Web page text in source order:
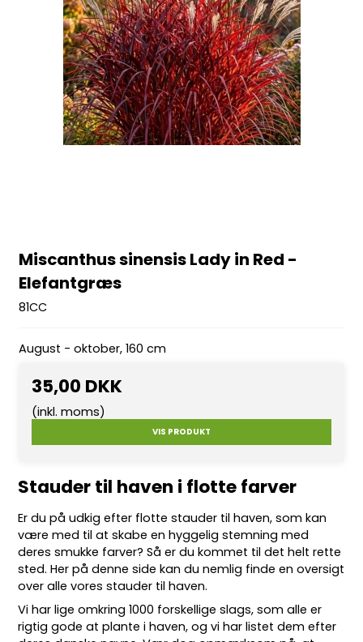
Miscanthus sinensis Lady in Red -
Elefantgræs
81CC
August - oktober, 160 cm
35,00 DKK
(inkl. moms)
VIS PRODUKT
Stauder til haven i flotte farver
Er du på udkig efter flottestauder til haven, som kan
være med til at skabe en hyggelig stemning med
deres smukke farver? Så er du kommet til det helt rette
sted. Her på denne side kan du nemlig finde en oversigt
over alle vores stauder til haven.
Vi har lige omkring 1000 forskellige slags, som alle er
rigtig gode at plante i haven, og vi har listet dem efter